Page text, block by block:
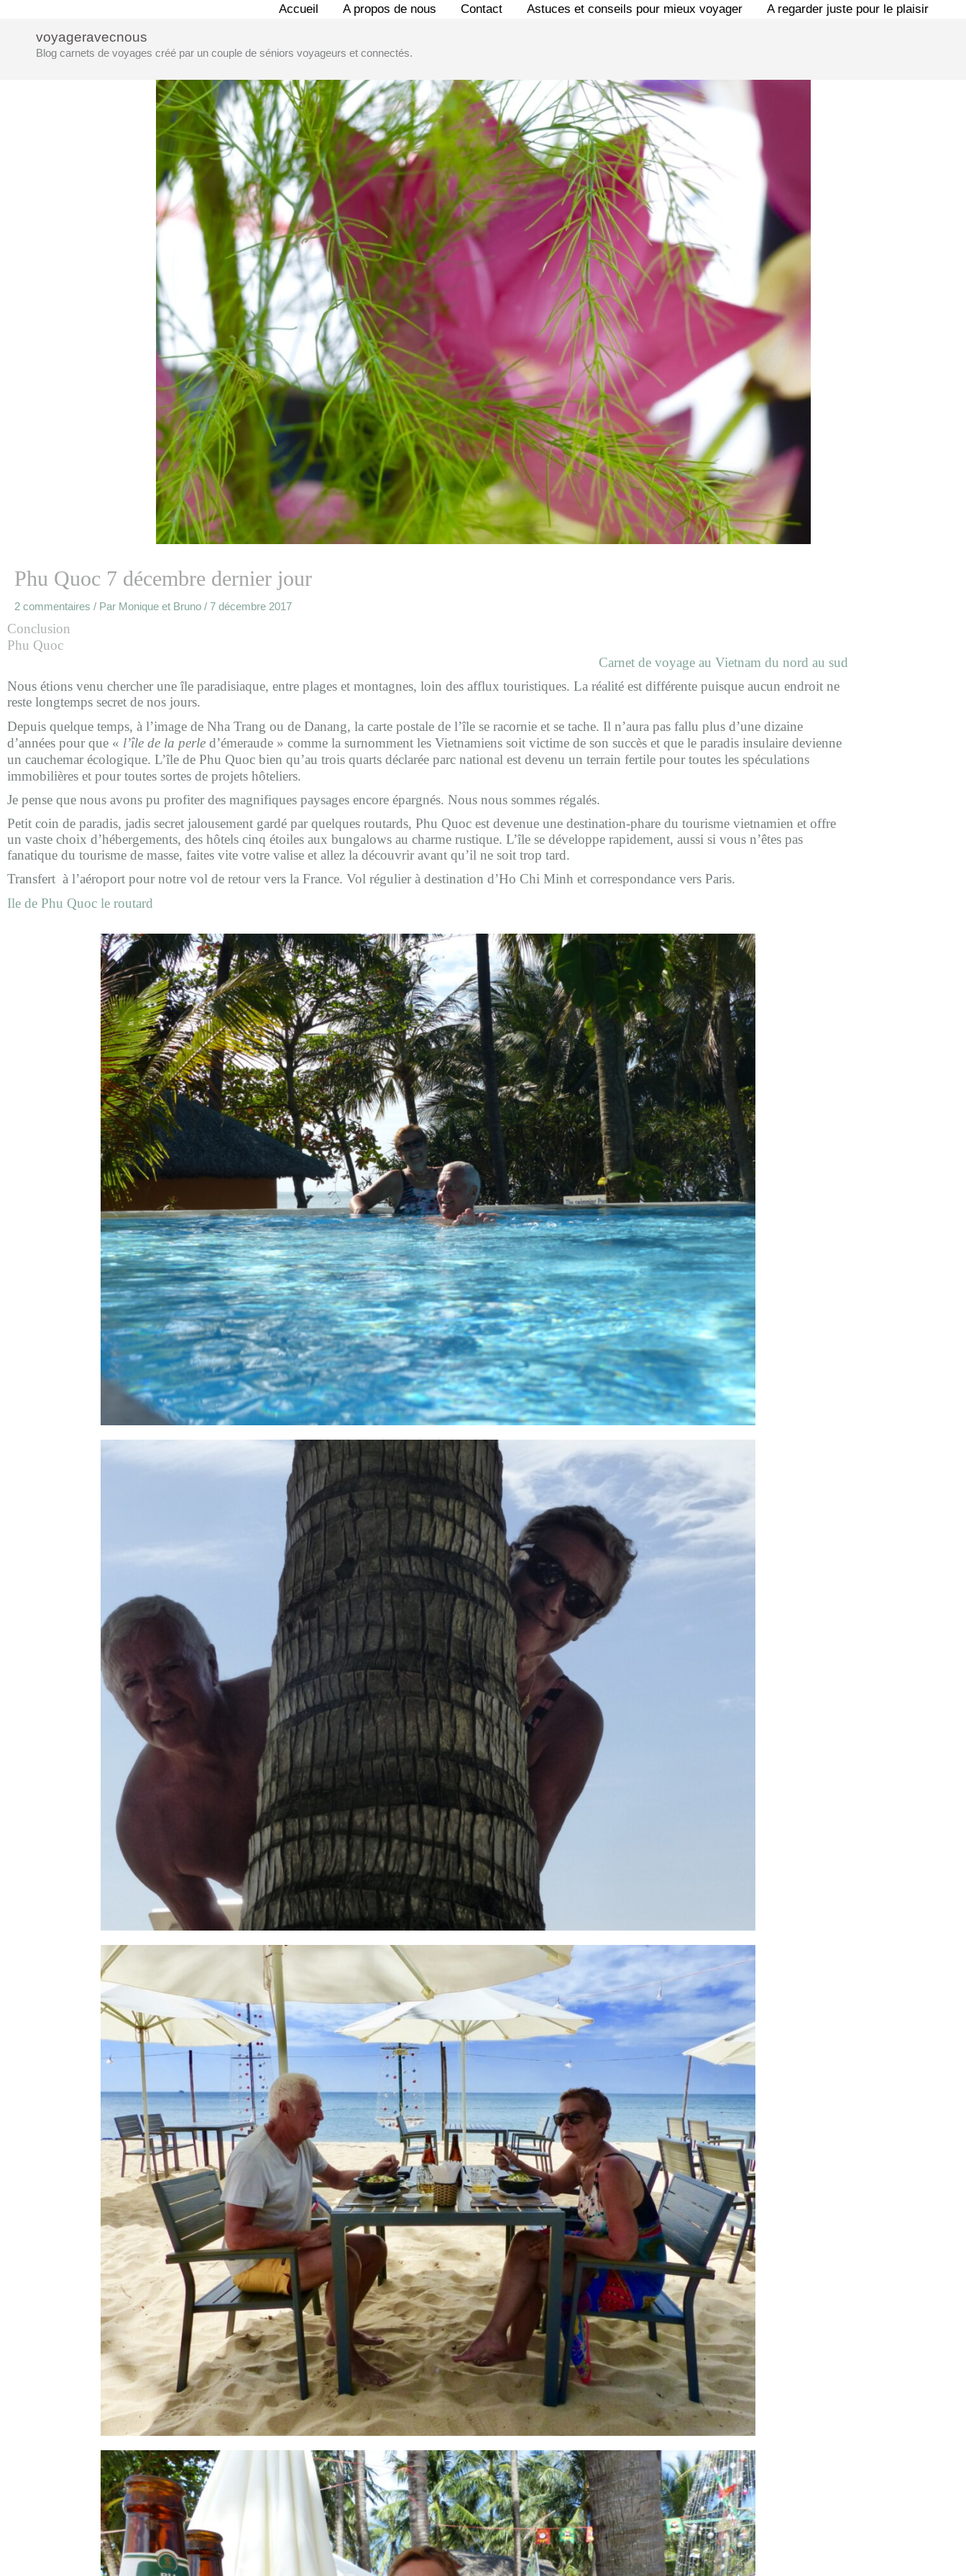
contenu
Accueil A propos de nous Contact Astuces et conseils pour mieux voyager A regarder juste pour le plaisir
voyageravecnous
Blog carnets de voyages créé par un couple de séniors voyageurs et connectés.
Phu Quoc 7 décembre dernier jour
2 commentaires / Par Monique et Bruno / 7 décembre 2017
Conclusion
Phu Quoc
Carnet de voyage au Vietnam du nord au sud
Nous étions venu chercher une île paradisiaque, entre plages et montagnes, loin des afflux touristiques. La réalité est différente puisque aucun endroit ne
reste longtemps secret de nos jours.
Depuis quelque temps, à l’image de Nha Trang ou de Danang, la carte postale de l’île se racornie et se tache. Il n’aura pas fallu plus d’une dizaine
d’années pour que « l’île de la perle d’émeraude » comme la surnomment les Vietnamiens soit victime de son succès et que le paradis insulaire devienne
un cauchemar écologique. L’île de Phu Quoc bien qu’au trois quarts déclarée parc national est devenu un terrain fertile pour toutes les spéculations
immobilières et pour toutes sortes de projets hôteliers.
Je pense que nous avons pu profiter des magnifiques paysages encore épargnés. Nous nous sommes régalés.
Petit coin de paradis, jadis secret jalousement gardé par quelques routards, Phu Quoc est devenue une destination-phare du tourisme vietnamien et offre
un vaste choix d’hébergements, des hôtels cinq étoiles aux bungalows au charme rustique. L’île se développe rapidement, aussi si vous n’êtes pas
fanatique du tourisme de masse, faites vite votre valise et allez la découvrir avant qu’il ne soit trop tard.
Transfert à l’aéroport pour notre vol de retour vers la France. Vol régulier à destination d’Ho Chi Minh et correspondance vers Paris.
Ile de Phu Quoc le routard